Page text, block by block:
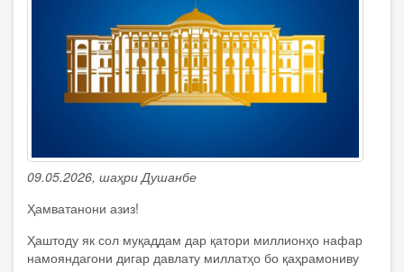
09.05.2026, шаҳри Душанбе
Ҳамватанони азиз!
Ҳаштоду як сол муқаддам дар қатори миллионҳо нафар
намояндагони дигар давлату миллатҳо бо қаҳрамониву